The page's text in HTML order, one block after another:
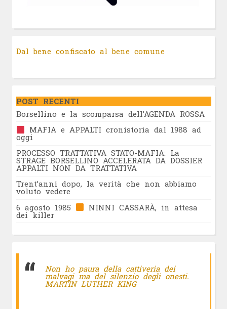
Dal bene confiscato al bene comune
POST RECENTI
Borsellino e la scomparsa dell’AGENDA ROSSA
MAFIA e APPALTI cronistoria dal 1988 ad
oggi
PROCESSO TRATTATIVA STATO-MAFIA: La
STRAGE BORSELLINO ACCELERATA DA DOSSIER
APPALTI NON DA TRATTATIVA
Trent’anni dopo, la verità che non abbiamo
voluto vedere
6 agosto 1985
NINNI CASSARÀ, in attesa
dei killer
Non ho paura della cattiveria dei
malvagi ma del silenzio degli onesti.
MARTIN LUTHER KING